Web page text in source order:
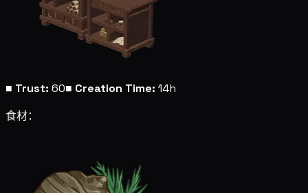
■ Trust: 60■ Creation Time: 14h
食材：